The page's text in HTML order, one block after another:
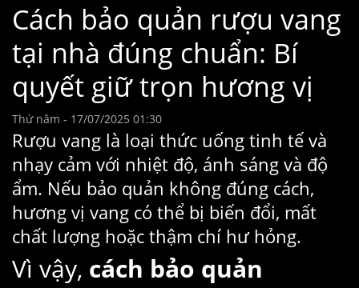
Cách bảo quản rượu vang
tại nhà đúng chuẩn: Bí
quyết giữ trọn hương vị
Thứ năm - 17/07/2025 01:30
Rượu vang là loại thức uống tinh tế và
nhạy cảm với nhiệt độ, ánh sáng và độ
ẩm. Nếu bảo quản không đúng cách,
hương vị vang có thể bị biến đổi, mất
chất lượng hoặc thậm chí hư hỏng.
Vì vậy, cách bảo quản